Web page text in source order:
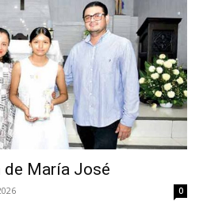
de María José
0